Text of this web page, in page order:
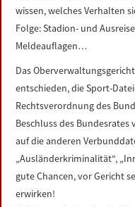
wissen, welches Verhalten
Folge: Stadion- und
Meldeauflagen…
Das
entschieden, die Sport-
Rechtsverordnung des
Beschluss des
auf die anderen
„Ausländerkriminalität“,
gute Chancen, vor Gericht
erwirken!